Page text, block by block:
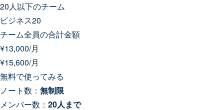
20人以下のチーム
ビジネス20
チーム全員の合計金額
¥13,000/月
¥15,600/月
無料で使ってみる
ノート数： 無制限
メンバー数： 20人まで